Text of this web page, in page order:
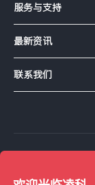
服务与支持
最新资讯
联系我们
凌科天猫旗舰店